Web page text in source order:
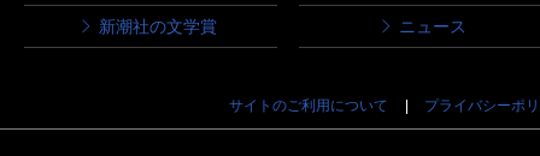
新潮社の文学賞 ニュース
サイトのご利用について プライバシーポ